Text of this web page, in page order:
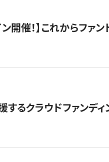
ン開催！】これからフ
るクラウドファンデ